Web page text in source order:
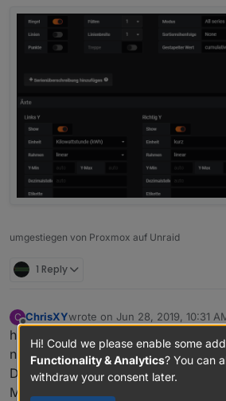
umgestiegen von Proxmox auf Unraid
1 Reply
C
Offline
ChrisXYwrote on Jun 28, 2019, 10:31
last edited by
hi, danke also mit dem 24h schaut
nun mal eine 14 Tage ansicht
DIe Teitangaben unten find ich
Monat habe ich nicht den
Hi! Could we please enable some
Functionality & Analytics? You can
withdraw your consent later.